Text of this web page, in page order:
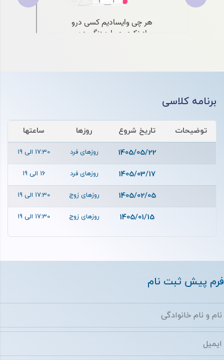
برنامه کلاسی
توضیحات تاریخ شروع روزها ساعتها
1405/05/22 روزهای فرد 17:30 الی 19
1405/03/17 روزهای فرد 16 الی 19
1405/02/05 روزهای زوج 17:30 الی 19
1405/01/15 روزهای زوج 17:30 الی 19
فرم پیش ثبت نام